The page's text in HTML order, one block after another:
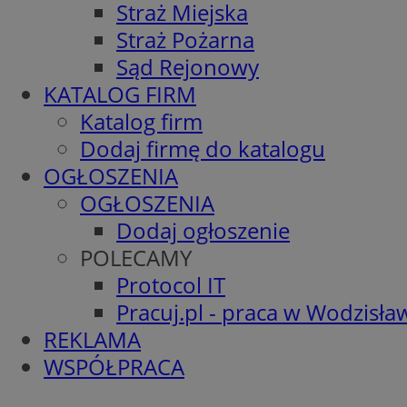
Straż Miejska
Straż Pożarna
Sąd Rejonowy
KATALOG FIRM
Katalog firm
Dodaj firmę do katalogu
OGŁOSZENIA
OGŁOSZENIA
Dodaj ogłoszenie
POLECAMY
Protocol IT
Pracuj.pl - praca w
REKLAMA
WSPÓŁPRACA